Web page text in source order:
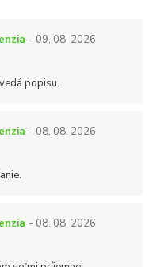
- 09. 08. 2026
popisu.
- 08. 08. 2026
- 08. 08. 2026